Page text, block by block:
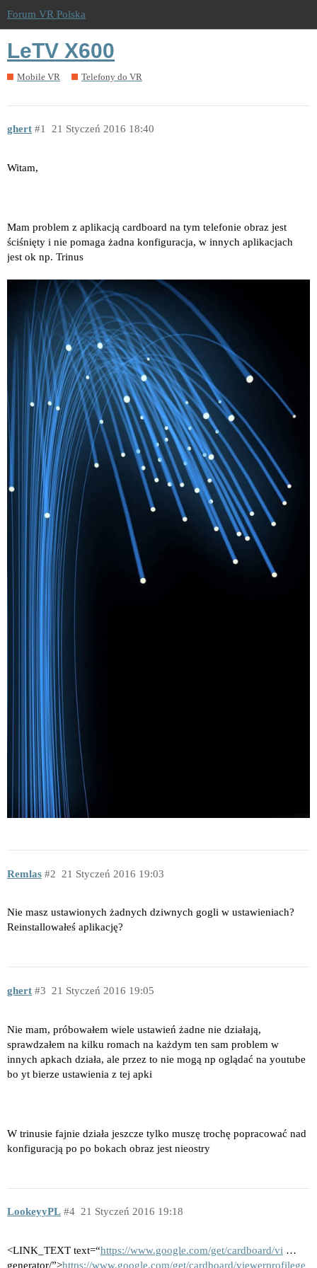
Forum VR Polska
LeTV X600
Mobile VR Telefony do VR
ghert 21 Styczeń 2016 18:40
1
Witam,
Mam problem z aplikacją cardboard na tym telefonie obraz jest
ściśnięty i nie pomaga żadna konfiguracja, w innych aplikacjach
jest ok np. Trinus
Remlas 21 Styczeń 2016 19:03
2
Nie masz ustawionych żadnych dziwnych gogli w ustawieniach?
Reinstallowałeś aplikację?
ghert 21 Styczeń 2016 19:05
3
Nie mam, próbowałem wiele ustawień żadne nie działają,
sprawdzałem na kilku romach na każdym ten sam problem w
innych apkach działa, ale przez to nie mogą np oglądać na youtube
bo yt bierze ustawienia z tej apki
W trinusie fajnie działa jeszcze tylko muszę trochę popracować nad
konfiguracją po po bokach obraz jest nieostry
LookeyyPL 21 Styczeń 2016 19:18
4
<LINK_TEXT text=“https://www.google.com/get/cardboard/vi …
generator/”>https://www.google.com/get/cardboard/viewerprofilege